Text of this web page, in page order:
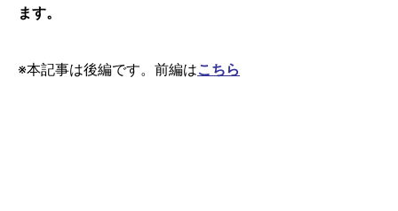
ます。
※本記事は後編です。前編はこちら